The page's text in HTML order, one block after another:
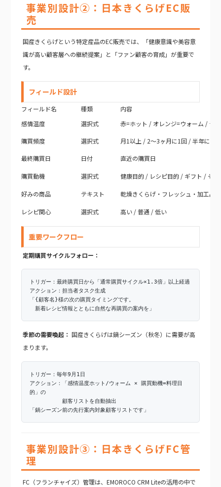
事業別設計②：日本きくらげEC販
売
国産きくらげという特定産品のEC販売では、「健康意識や美容意
識が高い顧客層への継続提案」と「ファン顧客の育成」が重要で
す。
フィールド設計
フィールド名 種類
内容
感情温度
選択式 赤=ホット / オレンジ=ウォーム / 青
購買頻度 選択式 月1以上 / 2〜3ヶ月に1回 / 半年に1
最終購買日 日付 直近の購買日
購買動機 選択式 健康目的 / レシピ目的 / ギフト / その
好みの商品 テキスト 乾燥きくらげ・フレッシュ・加工品
レシピ関心 選択式 高い / 普通 / 低い
重要ワークフロー
定期購買サイクルフォロー：
トリガー：最終購買日から「通常購買サイクル×1.3倍」以上経過
アクション：担当者タスク生成
「{顧客名}様の次の購買タイミングです。
新着レシピ情報とともに自然な再購買の案内を」
季節の需要喚起： 国産きくらげは鍋シーズン（秋冬）に需要が高
まります。
トリガー：毎年9月1日
アクション：「感情温度ホット/ウォーム × 購買動機=料理目
的」の
顧客リストを自動抽出
「鍋シーズン前の先行案内対象顧客リストです」
事業別設計③：日本きくらげFC管
理
FC（フランチャイズ）管理は、EMOROCO CRM Liteの活用の中で